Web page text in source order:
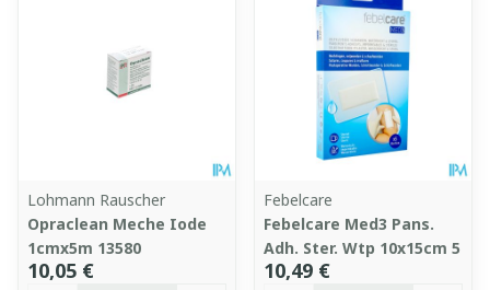
Lohmann Rauscher
Opraclean Meche Iode
1cmx5m 13580
10,05 €
Febelcare
Febelcare Med3 Pans.
Adh. Ster. Wtp 10x15cm 5
10,49 €